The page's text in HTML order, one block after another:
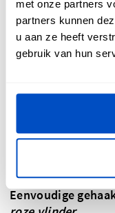
met onze partners
partners kunnen
u aan ze heeft
gebruik van hun
Eenvoudige